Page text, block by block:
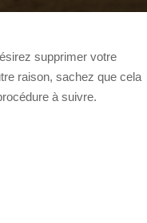
supprimer votre
raison, sachez que cela
à suivre.